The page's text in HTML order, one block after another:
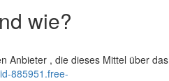
wie?
Anbieter , die dieses Mittel über das
885951.free-